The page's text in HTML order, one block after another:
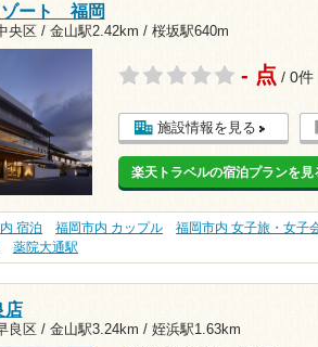
ゾート 福岡
央区 / 金山駅2.42km / 桜坂駅640m
- 点 / 0件
施設情報を見る
楽天トラベルの宿泊プランを見
宿泊 福岡市内 カップル 福岡市内 女子旅・女子
薬院大通駅
店
良区 / 金山駅3.24km / 姪浜駅1.63km